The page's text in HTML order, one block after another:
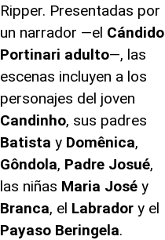
Ripper. Presentadas por
un narrador —el Cándido
Portinari adulto—, las
escenas incluyen a los
personajes del joven
Candinho, sus padres
Batista y Domênica,
Gôndola, Padre Josué,
las niñas Maria José y
Branca, el Labrador y el
Payaso Beringela.